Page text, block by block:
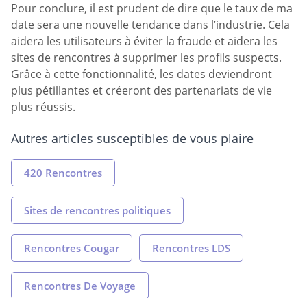
Pour conclure, il est prudent de dire que le taux de ma
date sera une nouvelle tendance dans l’industrie. Cela
aidera les utilisateurs à éviter la fraude et aidera les
sites de rencontres à supprimer les profils suspects.
Grâce à cette fonctionnalité, les dates deviendront
plus pétillantes et créeront des partenariats de vie
plus réussis.
Autres articles susceptibles de vous plaire
420 Rencontres
Sites de rencontres politiques
Rencontres Cougar Rencontres LDS
Rencontres De Voyage